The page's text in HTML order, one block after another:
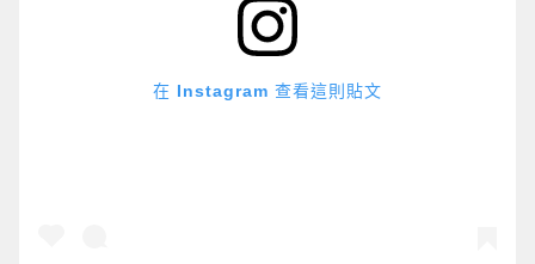
在 Instagram 查看這則貼文